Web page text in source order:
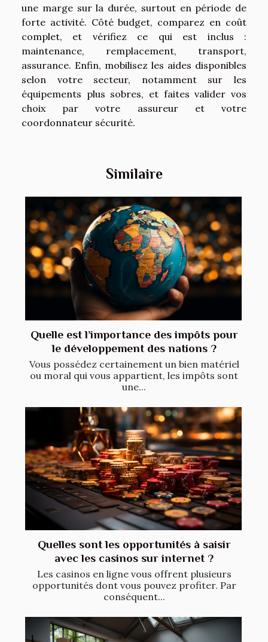
une marge sur la durée, surtout en période de
forte activité. Côté budget, comparez en coût
complet, et vérifiez ce qui est inclus :
maintenance, remplacement, transport,
assurance. Enfin, mobilisez les aides disponibles
selon votre secteur, notamment sur les
équipements plus sobres, et faites valider vos
choix par votre assureur et votre
coordonnateur sécurité.
Similaire
Quelle est l’importance des impôts pour
le développement des nations ?
Vous possédez certainement un bien matériel
ou moral qui vous appartient, les impôts sont
une...
Quelles sont les opportunités à saisir
avec les casinos sur internet ?
Les casinos en ligne vous offrent plusieurs
opportunités dont vous pouvez profiter. Par
conséquent...